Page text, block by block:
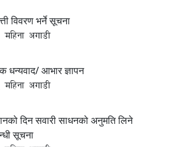
विवरण भर्ने सूचना
अगाडी
धन्यवाद/ आभार ज्ञापन
अगाडी
दिन सवारी साधनको अनुमति लिने
सूचना